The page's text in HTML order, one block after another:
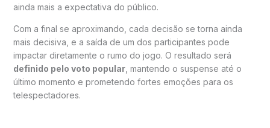
ainda mais a expectativa do público.
Com a final se aproximando, cada decisão se torna ainda
mais decisiva, e a saída de um dos participantes pode
impactar diretamente o rumo do jogo. O resultado será
definido pelo voto popular, mantendo o suspense até o
último momento e prometendo fortes emoções para os
telespectadores.